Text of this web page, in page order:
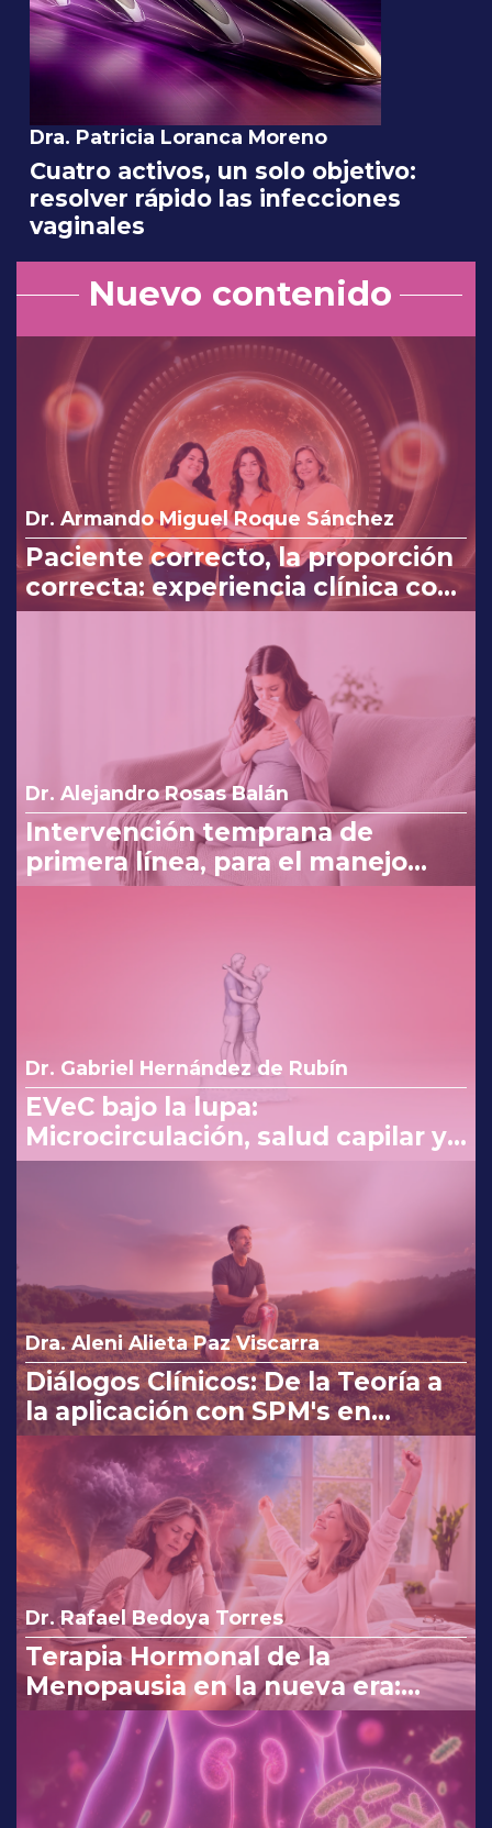
Dra. Patricia Loranca Moreno
Cuatro activos, un solo objetivo:
resolver rápido las infecciones
vaginales
Nuevo contenido
Dr. Armando Miguel Roque Sánchez
Paciente correcto, la proporción
correcta: experiencia clínica con
Myo y D-Chiro-Inositol
Dr. Alejandro Rosas Balán
Intervención temprana de
primera línea, para el manejo
eficaz en náuseas y vómito del
Dr. Gabriel Hernández de Rubín
EVeC bajo la lupa:
Microcirculación, salud capilar y
costo beneficio en la consulta
Dra. Aleni Alieta Paz Viscarra
Diálogos Clínicos: De la Teoría a
la aplicación con SPM's en
Osteoartritis
Dr. Rafael Bedoya Torres
Terapia Hormonal de la
Menopausia en la nueva era:
reinterpretando los cambios de
la FDA.